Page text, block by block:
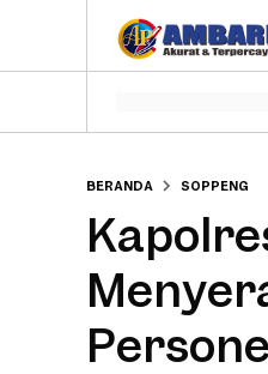
BERANDA SOPPENG